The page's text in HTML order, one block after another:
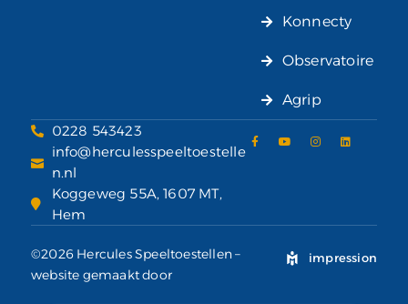
Konnecty
Observatoire
Agrip
0228 543423
info@herculesspeeltoestelle
n.nl
Koggeweg 55A, 1607 MT,
Hem
©2026 Hercules Speeltoestellen –
website gemaakt door
impression